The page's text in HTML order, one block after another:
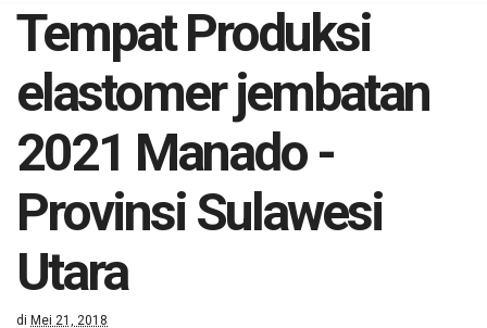
Tempat Produksi
elastomer jembatan
2021 Manado -
Provinsi Sulawesi
Utara
di Mei 21, 2018